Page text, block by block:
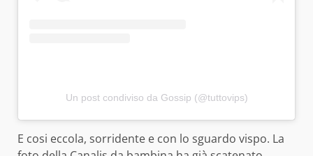
Un post condiviso da Gossip (@tuttovips)
E cosi eccola, sorridente e con lo sguardo vispo. La